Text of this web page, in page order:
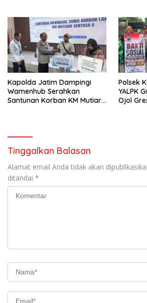
Kapolda Jatim Dampingi
Wamenhub Serahkan
Santunan Korban KM Mutiara
Polsek
YALPK
Ojol
Tinggalkan Balasan
Alamat email Anda tidak akan
ditandai *